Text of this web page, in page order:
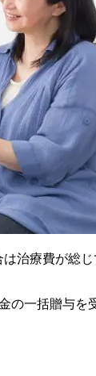
治療費が総じ
の一括贈与を